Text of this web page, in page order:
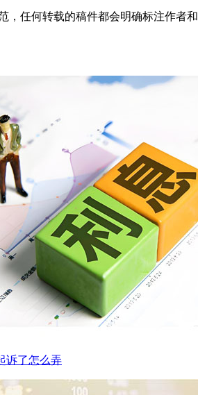
，任何转载的稿件都会明确标注作者
诉了怎么弄